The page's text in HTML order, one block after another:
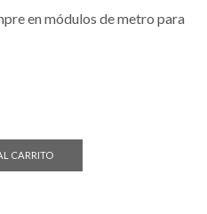
en módulos de metro para
CARRITO